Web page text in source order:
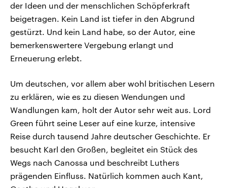
der Ideen und der menschlichen Schöpferkraft
beigetragen. Kein Land ist tiefer in den Abgrund
gestürzt. Und kein Land habe, so der Autor, eine
bemerkenswertere Vergebung erlangt und
Erneuerung erlebt.
Um deutschen, vor allem aber wohl britischen Lesern
zu erklären, wie es zu diesen Wendungen und
Wandlungen kam, holt der Autor sehr weit aus. Lord
Green führt seine Leser auf eine kurze, intensive
Reise durch tausend Jahre deutscher Geschichte. Er
besucht Karl den Großen, begleitet ein Stück des
Wegs nach Canossa und beschreibt Luthers
prägenden Einfluss. Natürlich kommen auch Kant,